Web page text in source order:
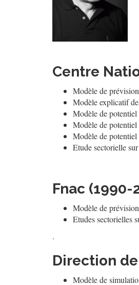
Centre
Modèle de
Modèle explicatif
Modèle de potentiel
Modèle de potentiel
Modèle de
Etude sectorielle
Fnac (1990-
Modèle de
Etudes sectorielles
.
Direction
Modèle de